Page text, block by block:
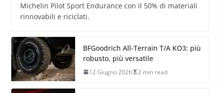
Michelin Pilot Sport Endurance con il 50% di materiali
rinnovabili e riciclati.
BFGoodrich All-Terrain T/A KO3: più
robusto, più versatile
12 Giugno 2026 2 min read